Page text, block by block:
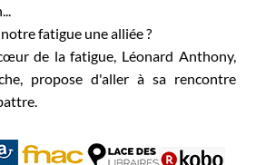
fatigue une alliée ?
de la fatigue, Léonard Anthony,
propose d'aller à sa rencontre